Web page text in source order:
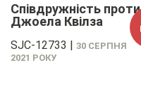
Співдружність проти
Джоела Квілза
SJC-12733 | 30 СЕРПНЯ
2021 РОКУ